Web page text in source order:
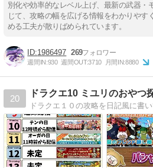
別化や効率的なレベル上げ、最新の武器・
じて、攻略の幅を広げる情報をわかりやす
める工夫が散りばめられています。
1986497 269
週間IN:930 週間OUT:3710 月間IN:8880
20